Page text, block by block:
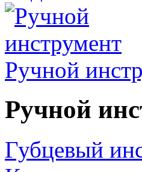
Ручной
Ручной
Губцевый